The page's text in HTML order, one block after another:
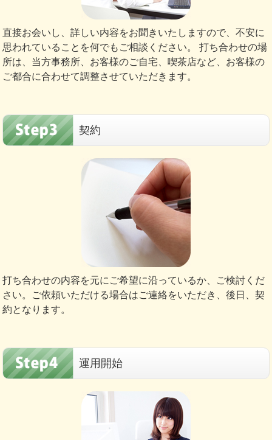
直接お会いし、詳しい内容をお聞きいたしますので、不安に
思われていることを何でもご相談ください。 打ち合わせの場
所は、当方事務所、お客様のご自宅、喫茶店など、お客様の
ご都合に合わせて調整させていただきます。
契約
打ち合わせの内容を元にご希望に沿っているか、ご検討くだ
さい。ご依頼いただける場合はご連絡をいただき、後日、契
約となります。
運用開始